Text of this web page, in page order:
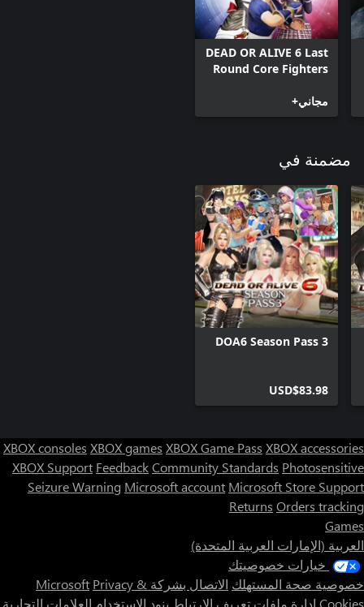
DEAD OR ALIVE 6 Last
Round Core Fighters
مجاني+
مضمنة في
DOA6 Season Pass 3
USD$83.98
XBOX consoles XBOX games XBOX Game Pass XBOX accessories
XBOX Support FeedbackCommunity Standards Photosensitive
Seizure Warning Microsoft account Microsoft Store Support
Returns Orders tracking
Games
العربية (الإمارات العربية المتحدة)
خيارات خصوصيتك
خصوصية صحة المستهلك الاتصال بشركة Microsoft Privacy &
Cookies إدارة ملفات تعريف الارتباط بنود الاستخدام العلامات التجارية